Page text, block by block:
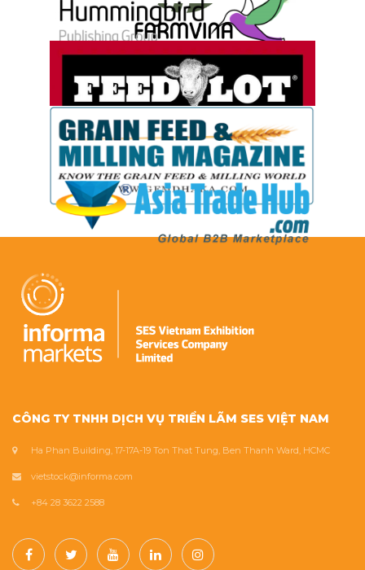
CÔNG TY TNHH DỊCH VỤ TRIỂN LÃM SES VIỆT NAM
Ha Phan Building, 17-17A-19 Ton That Tung, Ben Thanh Ward, HCMC
vietstock@informa.com
+84 28 3622 2588